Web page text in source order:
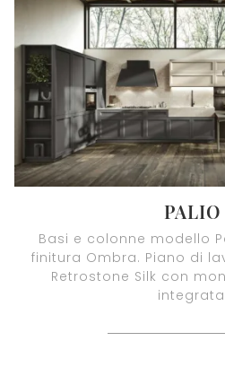
PALIO
Basi e colonne modello
finitura Ombra. Piano di
Retrostone Silk con